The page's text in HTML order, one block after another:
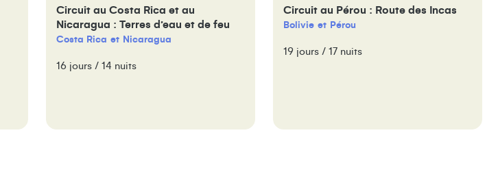
Circuit au Costa Rica et au
Nicaragua : Terres d’eau et de feu
Costa Rica Nicaragua
16 jours / 14 nuits
Circuit au Pérou : Route des Incas
Bolivie Pérou
19 jours / 17 nuits